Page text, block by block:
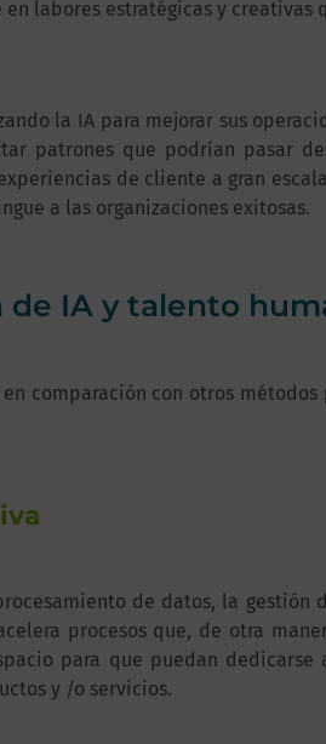
labores estratégicas y creativas
la IA para mejorar sus
patrones que podrían pasar
de cliente a gran
a las organizaciones exitosas.
IA y talento
en comparación con otros
de datos, la
procesos que, de otra
para que puedan
y /o servicios.